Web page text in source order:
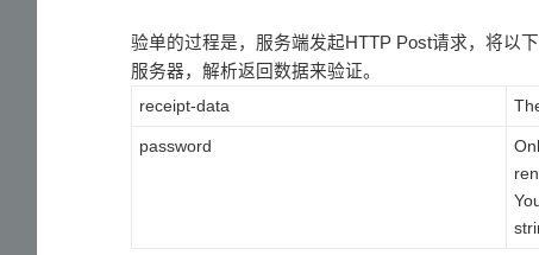
验单的过程是，服务端发起HTTP Post请求，将以
服务器，解析返回数据来验证。
receipt-data
password